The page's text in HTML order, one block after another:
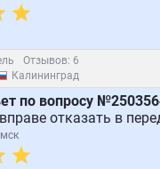
Отзывов: 6
Калининград
по вопросу
отказать в